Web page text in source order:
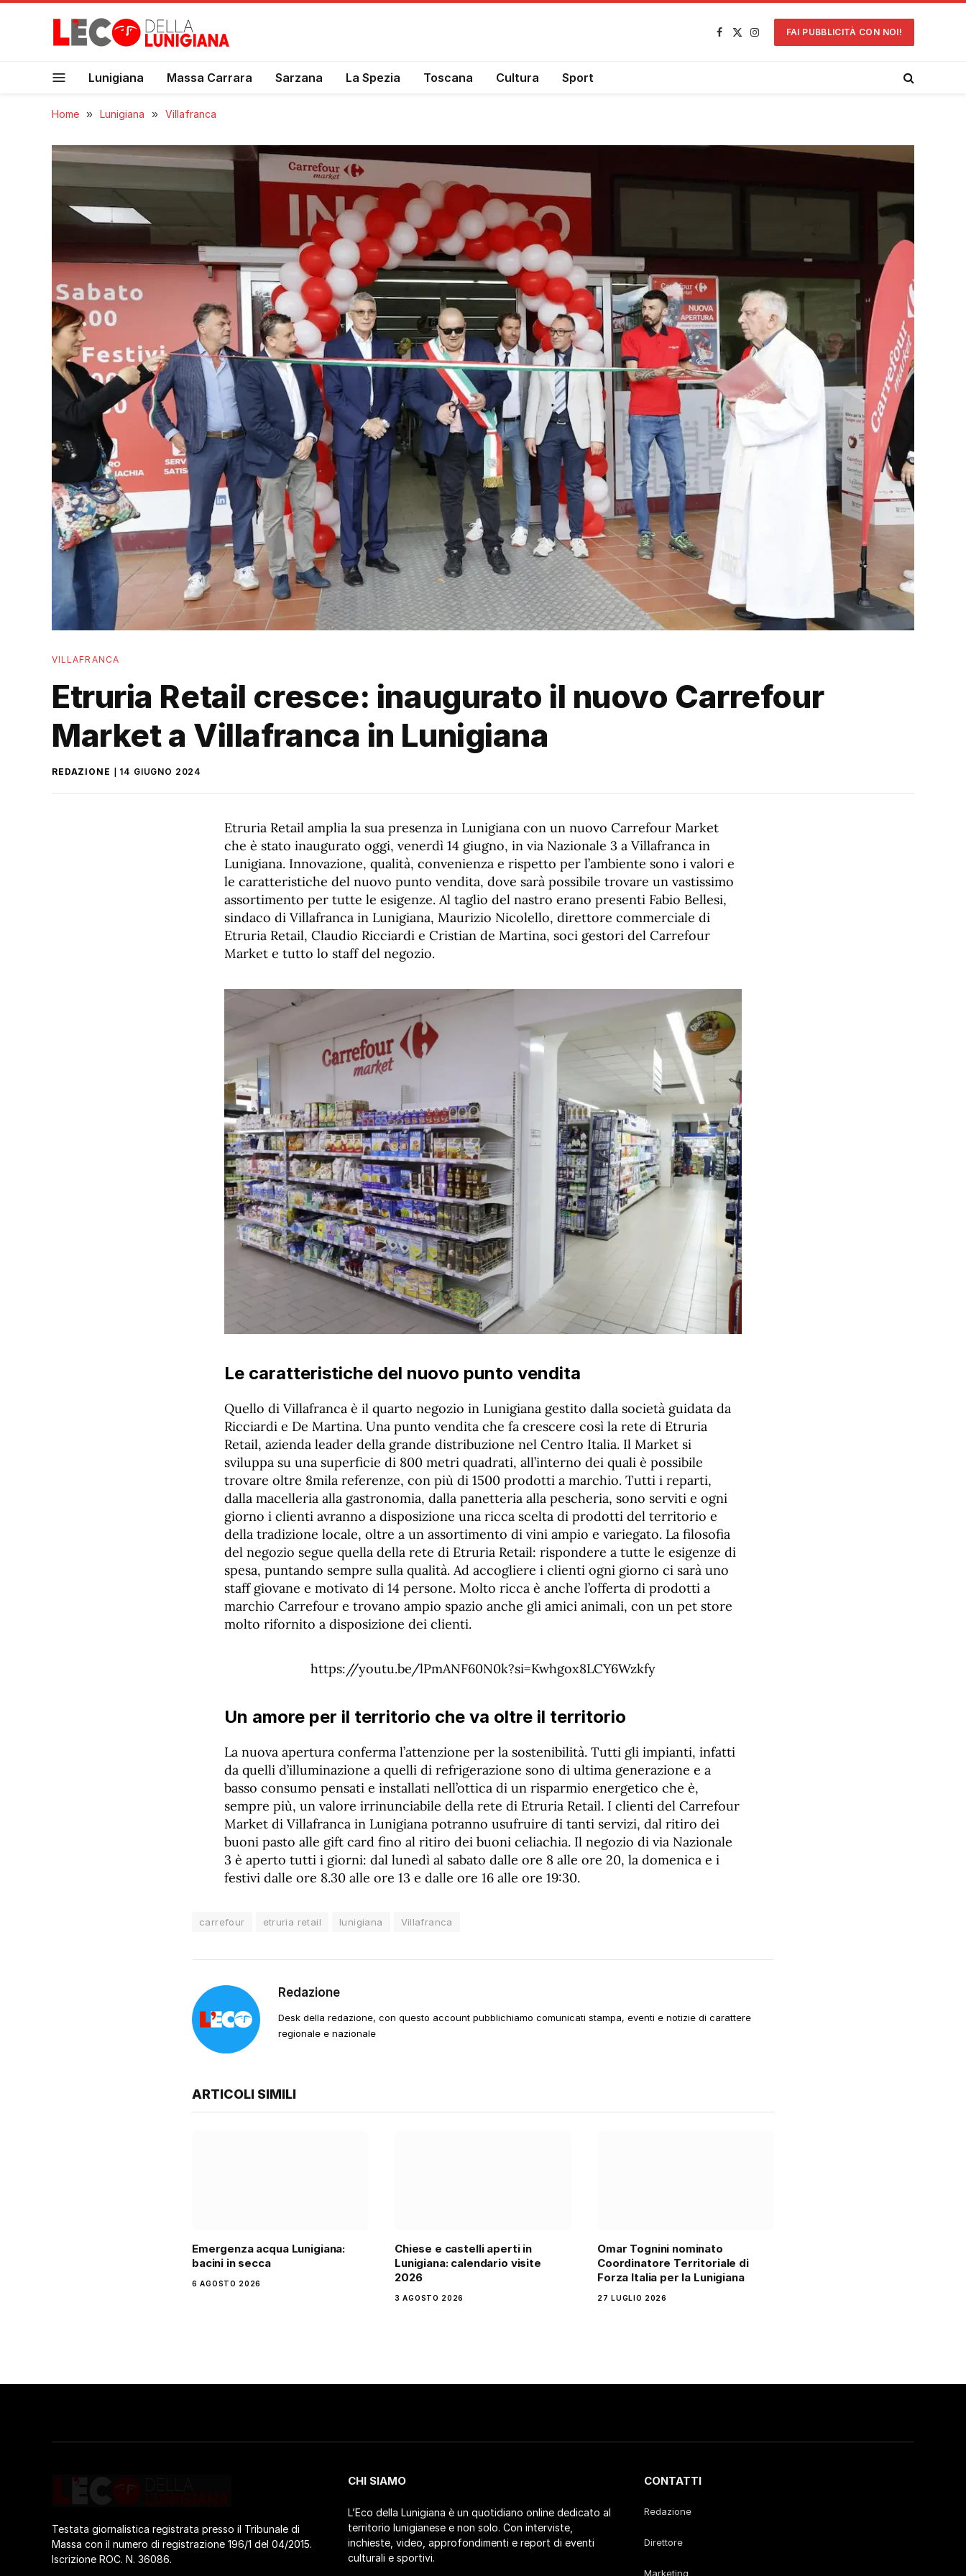
Facebook
X
Instagram
FAI PUBBLICITÀ CON NOI!
Lunigiana Massa Carrara Sarzana La Spezia Toscana Cultura Sport
Home » Lunigiana » Villafranca
VILLAFRANCA
Etruria Retail cresce: inaugurato il nuovo Carrefour
Market a Villafranca in Lunigiana
REDAZIONE 14 GIUGNO 2024
Etruria Retail amplia la sua presenza in Lunigiana con un nuovo Carrefour Market
che è stato inaugurato oggi, venerdì 14 giugno, in via Nazionale 3 a Villafranca in
Lunigiana. Innovazione, qualità, convenienza e rispetto per l’ambiente sono i valori e
le caratteristiche del nuovo punto vendita, dove sarà possibile trovare un vastissimo
assortimento per tutte le esigenze. Al taglio del nastro erano presenti Fabio Bellesi,
sindaco di Villafranca in Lunigiana, Maurizio Nicolello, direttore commerciale di
Etruria Retail, Claudio Ricciardi e Cristian de Martina, soci gestori del Carrefour
Market e tutto lo staff del negozio.
Le caratteristiche del nuovo punto vendita
Quello di Villafranca è il quarto negozio in Lunigiana gestito dalla società guidata da
Ricciardi e De Martina. Una punto vendita che fa crescere così la rete di Etruria
Retail, azienda leader della grande distribuzione nel Centro Italia. Il Market si
sviluppa su una superficie di 800 metri quadrati, all’interno dei quali è possibile
trovare oltre 8mila referenze, con più di 1500 prodotti a marchio. Tutti i reparti,
dalla macelleria alla gastronomia, dalla panetteria alla pescheria, sono serviti e ogni
giorno i clienti avranno a disposizione una ricca scelta di prodotti del territorio e
della tradizione locale, oltre a un assortimento di vini ampio e variegato. La filosofia
del negozio segue quella della rete di Etruria Retail: rispondere a tutte le esigenze di
spesa, puntando sempre sulla qualità. Ad accogliere i clienti ogni giorno ci sarà uno
staff giovane e motivato di 14 persone. Molto ricca è anche l’offerta di prodotti a
marchio Carrefour e trovano ampio spazio anche gli amici animali, con un pet store
molto rifornito a disposizione dei clienti.
https://youtu.be/lPmANF60N0k?si=Kwhgox8LCY6Wzkfy
Un amore per il territorio che va oltre il territorio
La nuova apertura conferma l’attenzione per la sostenibilità. Tutti gli impianti, infatti
da quelli d’illuminazione a quelli di refrigerazione sono di ultima generazione e a
basso consumo pensati e installati nell’ottica di un risparmio energetico che è,
sempre più, un valore irrinunciabile della rete di Etruria Retail. I clienti del Carrefour
Market di Villafranca in Lunigiana potranno usufruire di tanti servizi, dal ritiro dei
buoni pasto alle gift card fino al ritiro dei buoni celiachia. Il negozio di via Nazionale
3 è aperto tutti i giorni: dal lunedì al sabato dalle ore 8 alle ore 20, la domenica e i
festivi dalle ore 8.30 alle ore 13 e dalle ore 16 alle ore 19:30.
carrefour etruria retail lunigiana Villafranca
Redazione
Desk della redazione, con questo account pubblichiamo comunicati stampa, eventi e notizie di carattere
regionale e nazionale
ARTICOLI SIMILI
Emergenza acqua Lunigiana:
bacini in secca
6 AGOSTO 2026
Chiese e castelli aperti in
Lunigiana: calendario visite
2026
3 AGOSTO 2026
Omar Tognini nominato
Coordinatore Territoriale di
Forza Italia per la Lunigiana
27 LUGLIO 2026
Testata giornalistica registrata presso il Tribunale di
Massa con il numero di registrazione 196/1 del 04/2015.
Iscrizione ROC. N. 36086.
CHI SIAMO
L’Eco della Lunigiana è un quotidiano online dedicato al
territorio lunigianese e non solo. Con interviste,
inchieste, video, approfondimenti e report di eventi
culturali e sportivi.
CONTATTI
Redazione
Direttore
Marketing